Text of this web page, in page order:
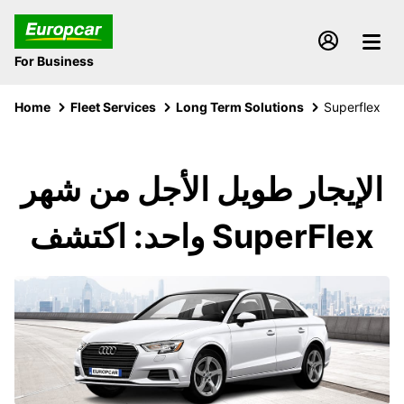
For Business
Home Fleet Services Long Term Solutions Superflex
الإيجار طويل الأجل من شهر
واحد: اكتشف SuperFlex